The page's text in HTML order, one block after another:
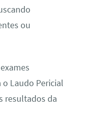
ou
Laudo Pericial
resultados da